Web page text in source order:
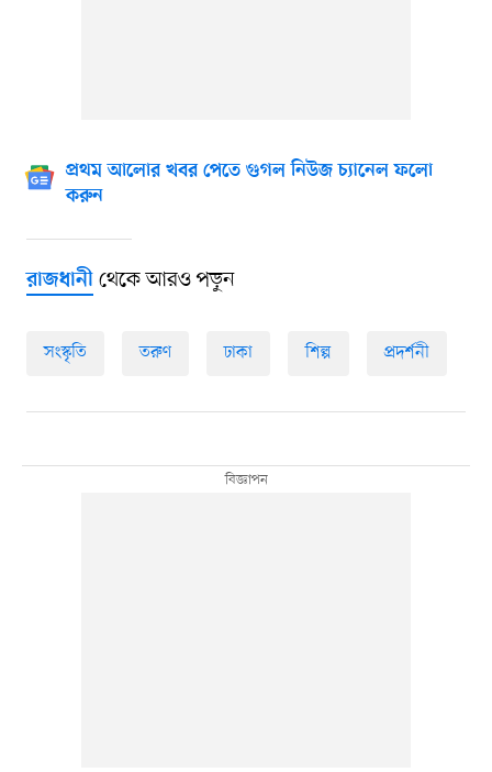
প্রথম আলোর খবর পেতে গুগল নিউজ চ্যানেল ফলো
করুন
রাজধানীথেকে আরও পড়ুন
সংস্কৃতি তরুণ ঢাকা শিল্প প্রদর্শনী